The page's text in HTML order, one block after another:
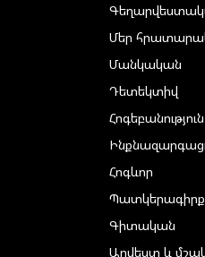
Մեր
Մանկական
Դետեկտիվ
Հոգեբանություն
Հոգևոր
Պատկերագիրք
Գիտական
Արվեստ և